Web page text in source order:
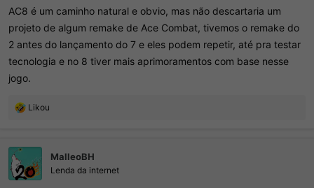
AC8 é um caminho natural e obvio, mas não descartaria um
projeto de algum remake de Ace Combat, tivemos o remake do
2 antes do lançamento do 7 e eles podem repetir, até pra testar
tecnologia e no 8 tiver mais aprimoramentos com base nesse
jogo.
R
e
s
Likou
MalleoBH
Lenda da internet